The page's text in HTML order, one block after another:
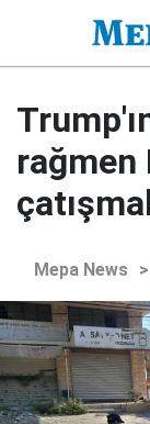
rağmen
Mepa News >